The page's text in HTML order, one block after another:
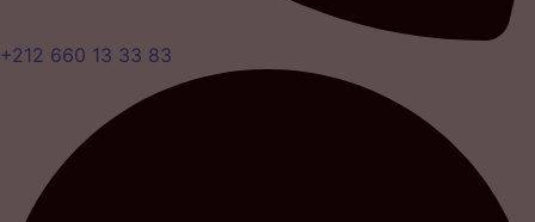
+212 660 13 33 83